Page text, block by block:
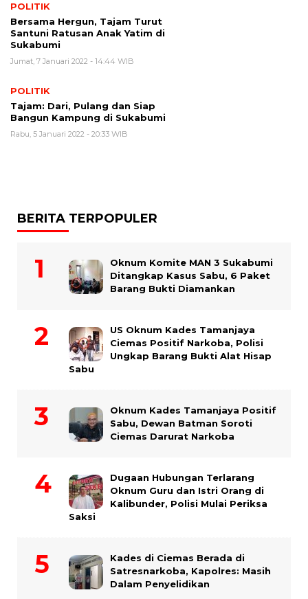
POLITIK
Bersama Hergun, Tajam Turut
Santuni Ratusan Anak Yatim di
Sukabumi
Jumat, 7 Januari 2022 - 14:44 WIB
POLITIK
Tajam: Dari, Pulang dan Siap
Bangun Kampung di Sukabumi
Rabu, 5 Januari 2022 - 20:33 WIB
BERITA TERPOPULER
Oknum Komite MAN 3 Sukabumi
Ditangkap Kasus Sabu, 6 Paket
Barang Bukti Diamankan
US Oknum Kades Tamanjaya
Ciemas Positif Narkoba, Polisi
Ungkap Barang Bukti Alat Hisap
Sabu
Oknum Kades Tamanjaya Positif
Sabu, Dewan Batman Soroti
Ciemas Darurat Narkoba
Dugaan Hubungan Terlarang
Oknum Guru dan Istri Orang di
Kalibunder, Polisi Mulai Periksa
Saksi
Kades di Ciemas Berada di
Satresnarkoba, Kapolres: Masih
Dalam Penyelidikan